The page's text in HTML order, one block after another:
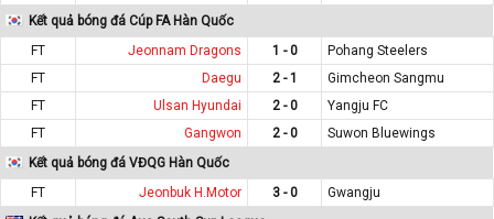
Kết quả bóng đá Cúp FA Hàn Quốc
FT
Jeonnam Dragons 1 - 0
Pohang Steelers
FT
Daegu 2 - 1
Gimcheon Sangmu
FT
Ulsan Hyundai 2 - 0
Yangju FC
FT
Gangwon 2 - 0
Suwon Bluewings
Kết quả bóng đá VĐQG Hàn Quốc
FT
Jeonbuk H.Motor 3 - 0
Gwangju